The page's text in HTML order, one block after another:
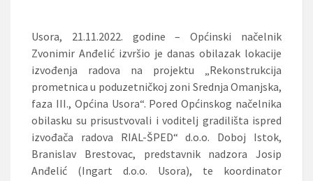
Usora, 21.11.2022. godine – Općinski načelnik
Zvonimir Anđelić izvršio je danas obilazak lokacije
izvođenja radova na projektu „Rekonstrukcija
prometnica u poduzetničkoj zoni Srednja Omanjska,
faza III., Općina Usora“. Pored Općinskog načelnika
obilasku su prisustvovali i voditelj gradilišta ispred
izvođača radova RIAL-ŠPED“ d.o.o. Doboj Istok,
Branislav Brestovac, predstavnik nadzora Josip
Anđelić (Ingart d.o.o. Usora), te koordinator